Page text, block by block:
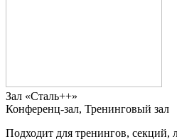
Зал «Сталь++»
Конференц-зал, Тренинговый зал
Подходит для тренингов, секций,